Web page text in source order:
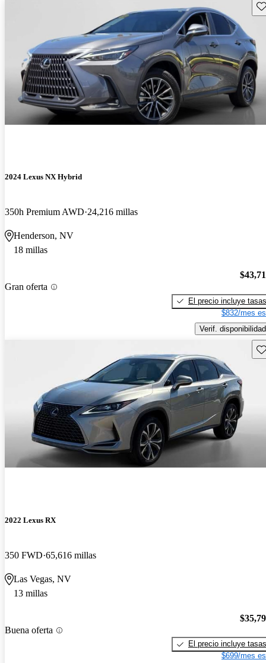
2024 Lexus NX Hybrid
350h Premium AWD 24,216 millas
Henderson, NV
18 millas
Gran oferta
El precio incluye tasas
$832/mes
Verif. disponibilidad
2022 Lexus RX
350 FWD 65,616 millas
Las Vegas, NV
13 millas
Buena oferta
El precio incluye tasas
$699/mes